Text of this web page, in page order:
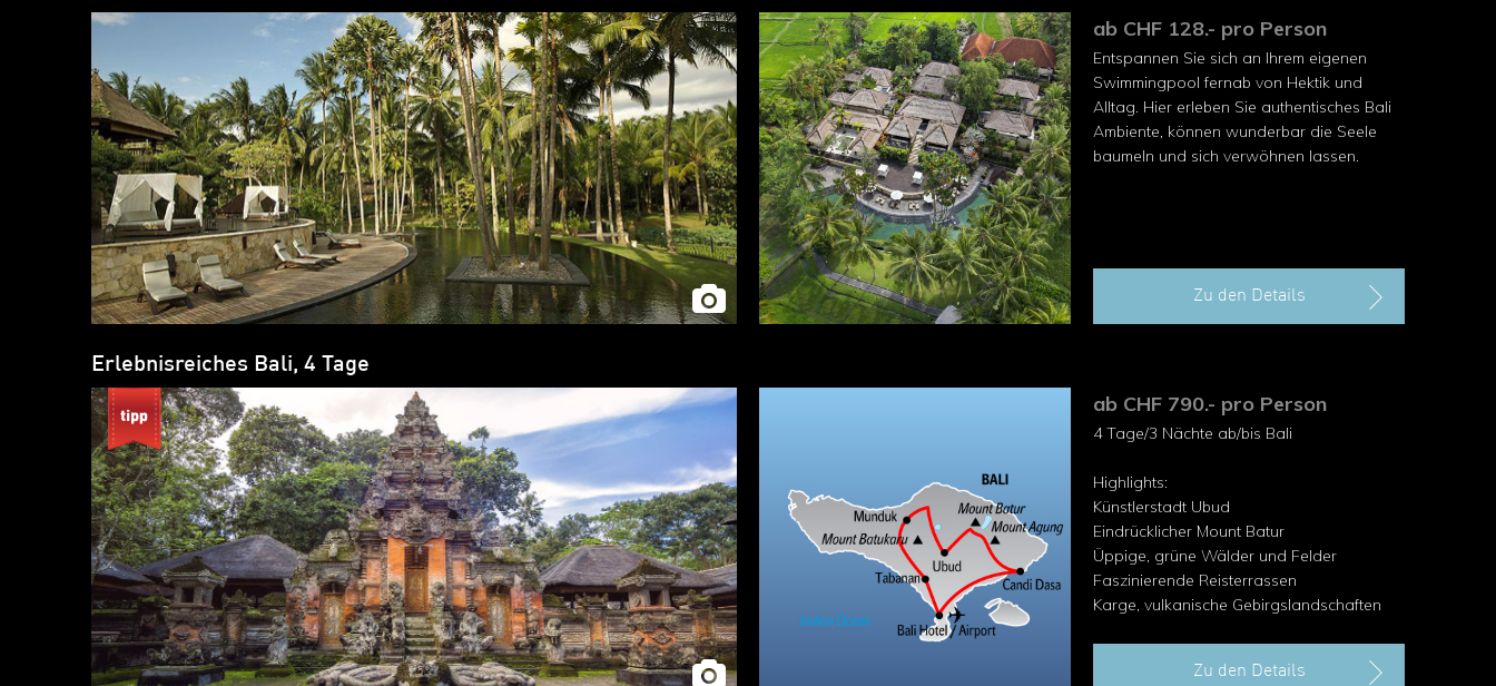
ab CHF 128.- pro Person
Entspannen Sie sich an Ihrem eigenen
Swimmingpool fernab von Hektik und
Alltag. Hier erleben Sie authentisches Bali
Ambiente, können wunderbar die Seele
baumeln und sich verwöhnen lassen.
Zu den Details
Erlebnisreiches Bali, 4 Tage
ab CHF 790.- pro Person
4 Tage/3 Nächte ab/bis Bali
Highlights:
Künstlerstadt Ubud
Eindrücklicher Mount Batur
Üppige, grüne Wälder und Felder
Faszinierende Reisterrassen
Karge, vulkanische Gebirgslandschaften
Zu den Details